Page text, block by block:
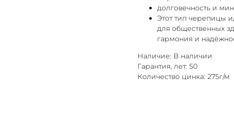
долговечность и
Этот тип черепицы
для общественных
гармония и
Наличие: В наличии
Гарантия, лет: 50
Количество цинка: 275г/м